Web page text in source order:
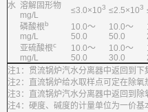
水 溶解固形物
mg/L
≤3.0×103 ≤2.5×103
磷酸根b
mg/L
10.0～
50.0
10.0～
50.0
亚硫酸根c
mg/L
10.0～
50.0
10.0～
30.0
注1：贯流锅炉汽水分离器中返回到下
注2：直流锅炉给水取样点可定在除氧
注3：直流锅炉汽水分离器中返回到
注4：硬度、碱度的计量单位为一价基